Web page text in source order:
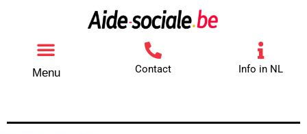
Menu Contact Info in NL